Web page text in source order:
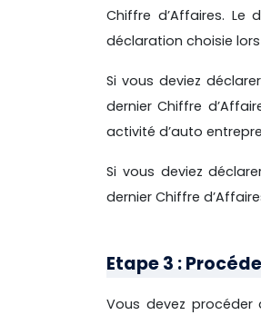
Chiffre d’Affaires. Le
déclaration choisie
Si vous deviez
dernier Chiffre
activité d’auto
Si vous deviez
dernier Chiffre
Etape 3 :
Vous devez